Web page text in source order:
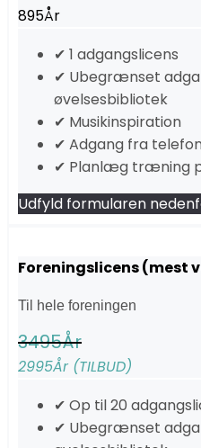
895År
✔ 1 adgangslicens
✔ Ubegrænset
øvelsesbibliotek
✔ Musikinspiration
✔ Adgang fra
✔ Planlæg træning
Udfyld formularen
Foreningslicens (mest
Til hele foreningen
3495År
2995År (TILBUD)
✔ Op til 20
✔ Ubegrænset